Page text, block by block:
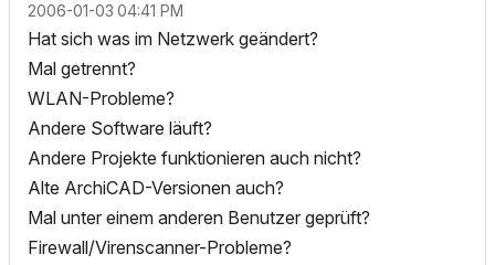
‎2006-01-03 04:41 PM
Hat sich was im Netzwerk geändert?
Mal getrennt?
WLAN-Probleme?
Andere Software läuft?
Andere Projekte funktionieren auch nicht?
Alte ArchiCAD-Versionen auch?
Mal unter einem anderen Benutzer geprüft?
Firewall/Virenscanner-Probleme?